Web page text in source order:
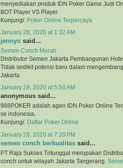
menyediakan produk IDN Poker Game Judi
BOT Player VS Player.
Kunjungi: Poker Online Terpercaya
January 28, 2020 at 1:32 AM
jennyu said...
Semen Conch Murah
Distributor Semen Jakarta Pembangunan
Tidak sedikit potensi baru dalam
Jakarta
January 28, 2020 at 5:50 AM
anonymous said...
988POKER adalah agen IDN Poker Online
se indonesia.
Kunjungi:
Daftar Poker Online
January 28, 2020 at 7:20 PM
semen conch berkualitas said...
PT Raja Sukses Tritunggal merupakan
conch untuk wilayah Jakarta Tangerang.